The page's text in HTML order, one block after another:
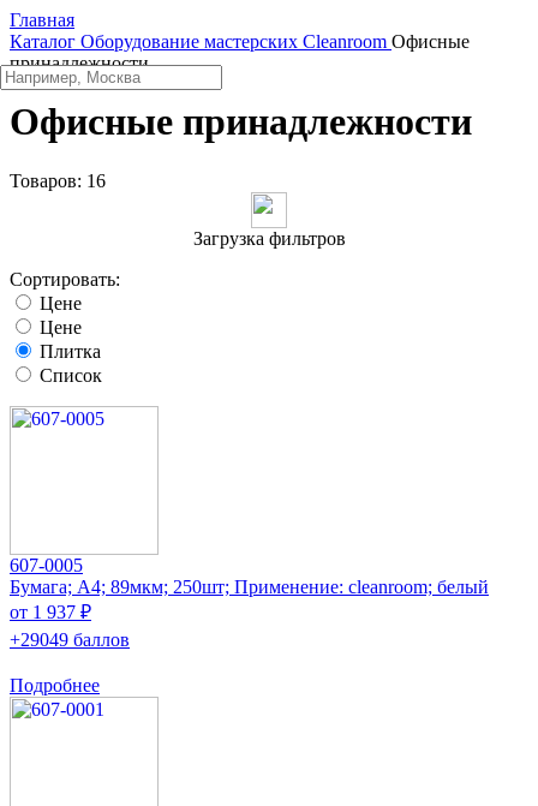
Главная
Каталог Оборудование мастерских Cleanroom Офисные
принадлежности
Офисные принадлежности
Товаров: 16
Загрузка фильтров
Сортировать:
Цене
Цене
Плитка
Список
607-0005
Бумага; A4; 89мкм; 250шт; Применение: cleanroom; белый
от 1 937 ₽
+29049 баллов
Подробнее